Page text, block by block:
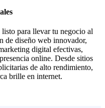
para llevar tu negocio al
de diseño web innovador,
digital efectivas,
online. Desde sitios
de alto rendimiento,
brille en internet.